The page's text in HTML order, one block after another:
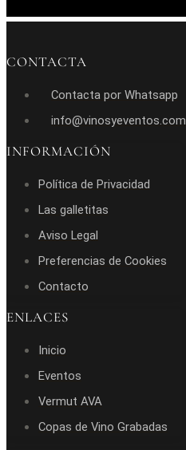
CONTACTA
Contacta por Whatsapp
info@vinosyeventos.com
INFORMACIÓN
Política de Privacidad
Las galletitas
Aviso Legal
Preferencias de Cookies
Contacto
ENLACES
Inicio
Eventos
Vermut AVA
Copas de Vino Grabadas